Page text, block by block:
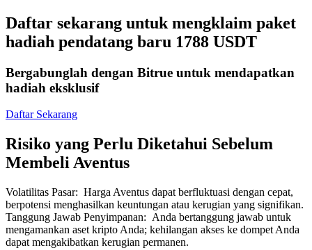
Afiliasi Bitrue
Hingga 65% Komisi!
Daftar sekarang untuk mengklaim paket
hadiah pendatang baru 1788 USDT
Bergabunglah dengan Bitrue untuk mendapatkan
hadiah eksklusif
Daftar Sekarang
Risiko yang Perlu Diketahui Sebelum
Membeli Aventus
Volatilitas Pasar: Harga Aventus dapat berfluktuasi dengan cepat,
berpotensi menghasilkan keuntungan atau kerugian yang signifikan.
Tanggung Jawab Penyimpanan: Anda bertanggung jawab untuk
mengamankan aset kripto Anda; kehilangan akses ke dompet Anda
dapat mengakibatkan kerugian permanen.